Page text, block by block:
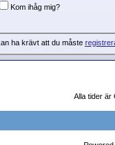
Kom ihåg mig?
ha krävt att du måste
Alla tider är